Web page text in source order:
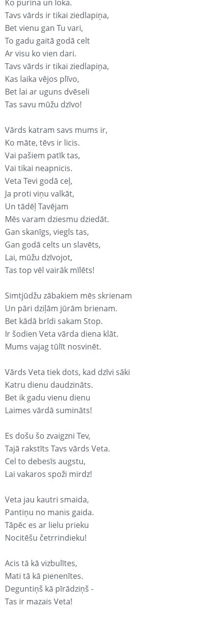
Ko purina un loka.
Tavs vārds ir tikai ziedlapiņa,
Bet vienu gan Tu vari,
To gadu gaitā godā celt
Ar visu ko vien dari.
Tavs vārds ir tikai ziedlapiņa,
Kas laika vējos plīvo,
Bet lai ar uguns dvēseli
Tas savu mūžu dzīvo!
Vārds katram savs mums ir,
Ko māte, tēvs ir licis.
Vai pašiem patīk tas,
Vai tikai neapnicis.
Veta Tevi godā ceļ,
Ja proti viņu valkāt,
Un tādēļ Tavējam
Mēs varam dziesmu dziedāt.
Gan skanīgs, viegls tas,
Gan godā celts un slavēts,
Lai, mūžu dzīvojot,
Tas top vēl vairāk mīlēts!
Simtjūdžu zābakiem mēs skrienam
Un pāri dziļām jūrām brienam.
Bet kādā brīdi sakam Stop.
Ir šodien Veta vārda diena klāt.
Mums vajag tūlīt nosvinēt.
Vārds Veta tiek dots, kad dzīvi sāki
Katru dienu daudzināts.
Bet ik gadu vienu dienu
Laimes vārdā sumināts!
Es došu šo zvaigzni Tev,
Tajā rakstīts Tavs vārds Veta.
Cel to debesīs augstu,
Lai vakaros spoži mirdz!
Veta jau kautri smaida,
Pantiņu no manis gaida.
Tāpēc es ar lielu prieku
Nocitēšu četrrindieku!
Acis tā kā vizbulītes,
Mati tā kā pienenītes.
Deguntiņš kā pīrādziņš -
Tas ir mazais Veta!